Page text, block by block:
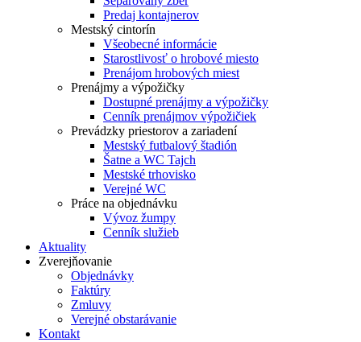
Predaj kontajnerov
Mestský cintorín
Všeobecné informácie
Starostlivosť o hrobové miesto
Prenájom hrobových miest
Prenájmy a výpožičky
Dostupné prenájmy a výpožičky
Cenník prenájmov výpožičiek
Prevádzky priestorov a zariadení
Mestský futbalový štadión
Šatne a WC Tajch
Mestské trhovisko
Verejné WC
Práce na objednávku
Vývoz žumpy
Cenník služieb
Aktuality
Zverejňovanie
Objednávky
Faktúry
Zmluvy
Verejné obstarávanie
Kontakt